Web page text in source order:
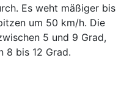
Es weht mäßiger bis
um 50 km/h. Die
5 und 9 Grad,
8 bis 12 Grad.